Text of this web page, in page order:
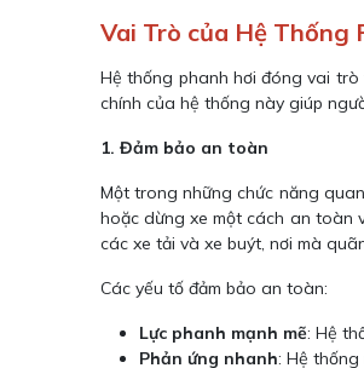
Vai Trò của Hệ Thống
Hệ thống phanh hơi đóng vai
chính của hệ thống này giúp
1. Đảm bảo an toàn
Một trong những chức năng
hoặc dừng xe một cách an toàn
các xe tải và xe buýt, nơi mà
Các yếu tố đảm bảo an toàn:
Lực phanh mạnh mẽ: Hệ
Phản ứng nhanh: Hệ